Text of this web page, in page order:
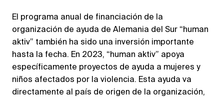
El programa anual de financiación de la
organización de ayuda de Alemania del Sur “human
aktiv” también ha sido una inversión importante
hasta la fecha. En 2023, “human aktiv” apoya
específicamente proyectos de ayuda a mujeres y
niños afectados por la violencia. Esta ayuda va
directamente al país de origen de la organización,